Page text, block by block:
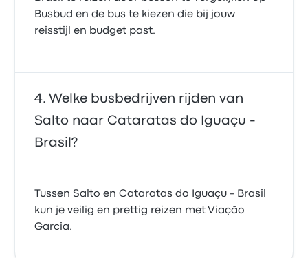
Busbud en de bus te kiezen die bij jouw
reisstijl en budget past.
Welke busbedrijven rijden van
Salto naar Cataratas do Iguaçu -
Brasil?
Tussen Salto en Cataratas do Iguaçu - Brasil
kun je veilig en prettig reizen met Viação
Garcia.